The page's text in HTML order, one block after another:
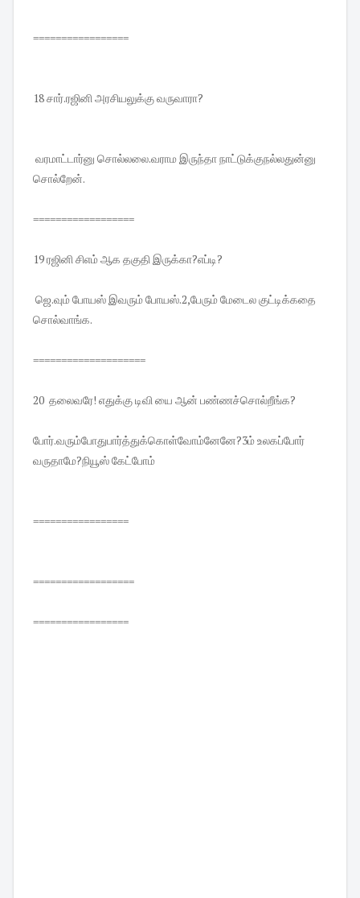
=================
18 சார்.ரஜினி அரசியலுக்கு வருவாரா?
வரமாட்டார்னு சொல்லலை.வராம இருந்தா நாட்டுக்குநல்லதுன்னு
சொல்றேன்.
==================
19 ரஜினி சிஎம் ஆக தகுதி இருக்கா?எப்டி?
ஜெ.வும் போயஸ் இவரும் போயஸ்.2,பேரும் மேடைல குட்டிக்கதை
சொல்வாங்க.
====================
20 தலைவரே! எதுக்கு டிவி யை ஆன் பண்ணச்சொல்றீங்க?
போர்.வரும்போதுபார்த்துக்கொள்வோம்னேனே?3ம் உலகப்போர்
வருதாமே?நியூஸ் கேட்போம்
=================
==================
=================